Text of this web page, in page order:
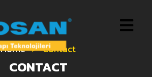
Home > Contact
CONTACT